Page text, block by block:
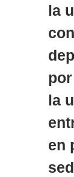
la
la
en